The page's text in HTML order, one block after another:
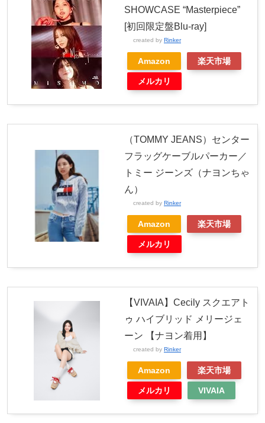
SHOWCASE “Masterpiece”
[初回限定盤Blu-ray]
created by Rinker
Amazon 楽天市場
メルカリ
（TOMMY JEANS）センター
フラッグケーブルパーカー／
トミー ジーンズ（ナヨンちゃ
ん）
created by Rinker
Amazon 楽天市場
メルカリ
【VIVAIA】Cecily スクエアト
ゥ ハイブリッド メリージェ
ーン 【ナヨン着用】
created by Rinker
Amazon 楽天市場
メルカリ VIVAIA